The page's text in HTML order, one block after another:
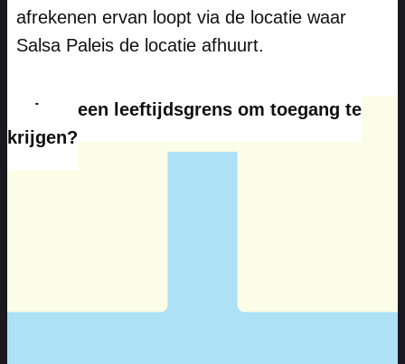
afrekenen ervan loopt via de locatie waar
Salsa Paleis de locatie afhuurt.
Is er een leeftijdsgrens om toegang te
krijgen?